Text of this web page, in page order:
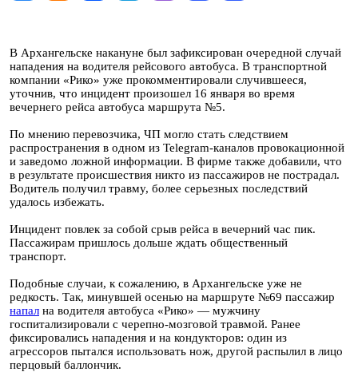
В Архангельске накануне был зафиксирован очередной случай
нападения на водителя рейсового автобуса. В транспортной
компании «Рико» уже прокомментировали случившееся,
уточнив, что инцидент произошел 16 января во время
вечернего рейса автобуса маршрута №5.
По мнению перевозчика, ЧП могло стать следствием
распространения в одном из Telegram-каналов провокационной
и заведомо ложной информации. В фирме также добавили, что
в результате происшествия никто из пассажиров не пострадал.
Водитель получил травму, более серьезных последствий
удалось избежать.
Инцидент повлек за собой срыв рейса в вечерний час пик.
Пассажирам пришлось дольше ждать общественный
транспорт.
Подобные случаи, к сожалению, в Архангельске уже не
редкость. Так, минувшей осенью на маршруте №69 пассажир
напал на водителя автобуса «Рико» — мужчину
госпитализировали с черепно-мозговой травмой. Ранее
фиксировались нападения и на кондукторов: один из
агрессоров пытался использовать нож, другой распылил в лицо
перцовый баллончик.